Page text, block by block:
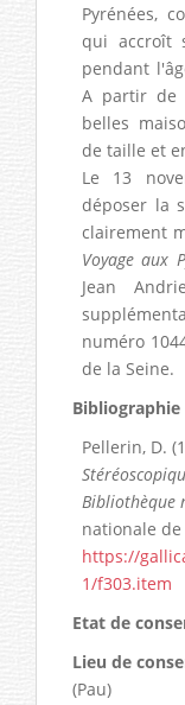
Pyrénées,
qui accroît
pendant
A partir de
belles
de taille et
Le 13
déposer la
clairement
Voyage aux
Jean
numéro
de la Seine.
Bibliographie
Pellerin, D.
Bibliothèque
nationale de
https://
1/f303.item
Etat de
Lieu de
(Pau)